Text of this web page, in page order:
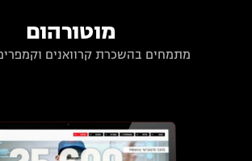
מוטורהום
מתמחים בהשכרת קרוואנים